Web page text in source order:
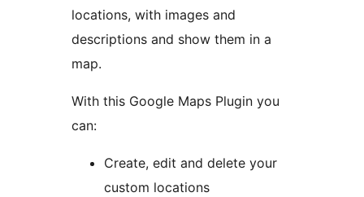
locations, with images and
descriptions and show them in a
map.
With this Google Maps Plugin you
can:
Create, edit and delete your
custom locations